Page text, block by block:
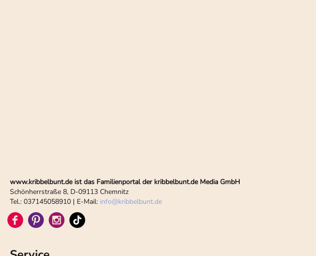
www.kribbelbunt.de ist das Familienportal der kribbelbunt.de Media GmbH
Schönherrstraße 8, D-09113 Chemnitz
Tel.: 037145058910 | E-Mail: info@kribbelbunt.de